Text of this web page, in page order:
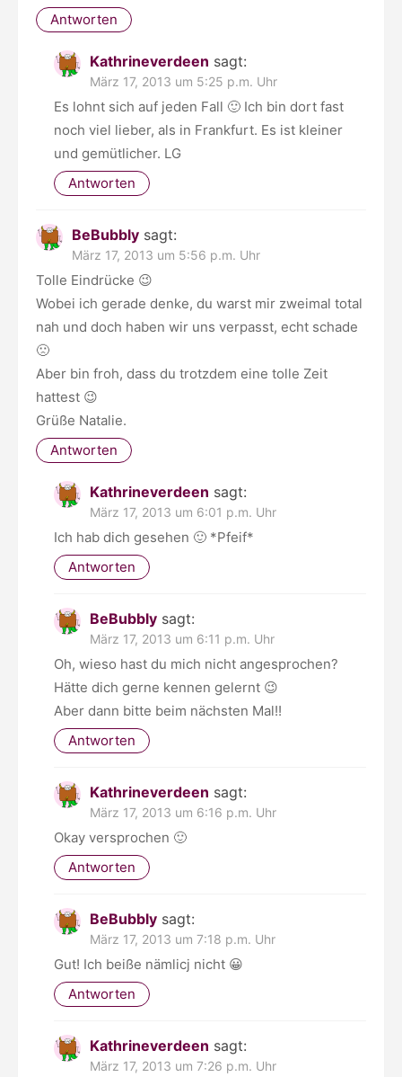
Antworten
Kathrineverdeen sagt:
März 17, 2013 um 5:25 p.m. Uhr
Es lohnt sich auf jeden Fall 🙂 Ich bin dort fast
noch viel lieber, als in Frankfurt. Es ist kleiner
und gemütlicher. LG
Antworten
BeBubbly sagt:
März 17, 2013 um 5:56 p.m. Uhr
Tolle Eindrücke 😉
Wobei ich gerade denke, du warst mir zweimal total
nah und doch haben wir uns verpasst, echt schade
🙁
Aber bin froh, dass du trotzdem eine tolle Zeit
hattest 😉
Grüße Natalie.
Antworten
Kathrineverdeen sagt:
März 17, 2013 um 6:01 p.m. Uhr
Ich hab dich gesehen 🙂 *Pfeif*
Antworten
BeBubbly sagt:
März 17, 2013 um 6:11 p.m. Uhr
Oh, wieso hast du mich nicht angesprochen?
Hätte dich gerne kennen gelernt 😉
Aber dann bitte beim nächsten Mal!!
Antworten
Kathrineverdeen sagt:
März 17, 2013 um 6:16 p.m. Uhr
Okay versprochen 🙂
Antworten
BeBubbly sagt:
März 17, 2013 um 7:18 p.m. Uhr
Gut! Ich beiße nämlicj nicht 😀
Antworten
Kathrineverdeen sagt:
März 17, 2013 um 7:26 p.m. Uhr